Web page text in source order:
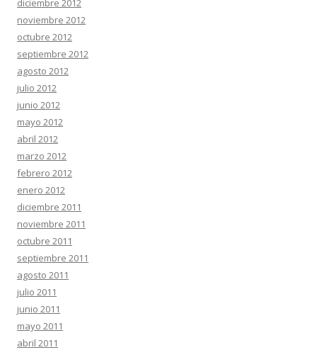
diciembre 2012
noviembre 2012
octubre 2012
septiembre 2012
agosto 2012
julio 2012
junio 2012
mayo 2012
abril 2012
marzo 2012
febrero 2012
enero 2012
diciembre 2011
noviembre 2011
octubre 2011
septiembre 2011
agosto 2011
julio 2011
junio 2011
mayo 2011
abril 2011